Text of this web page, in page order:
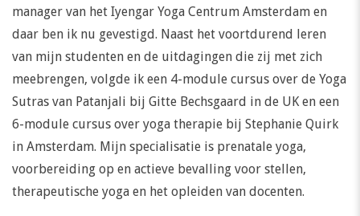
manager van het Iyengar Yoga Centrum Amsterdam en
daar ben ik nu gevestigd. Naast het voortdurend leren
van mijn studenten en de uitdagingen die zij met zich
meebrengen, volgde ik een 4-module cursus over de Yoga
Sutras van Patanjali bij Gitte Bechsgaard in de UK en een
6-module cursus over yoga therapie bij Stephanie Quirk
in Amsterdam. Mijn specialisatie is prenatale yoga,
voorbereiding op en actieve bevalling voor stellen,
therapeutische yoga en het opleiden van docenten.